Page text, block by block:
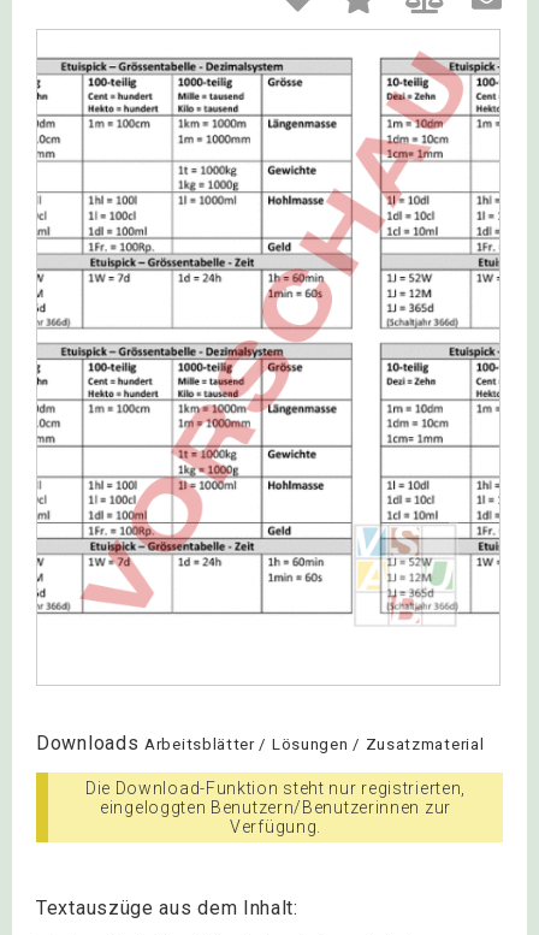
Downloads Arbeitsblätter / Lösungen / Zusatzmaterial
Die Download-Funktion steht nur registrierten,
eingeloggten Benutzern/Benutzerinnen zur
Verfügung.
Textauszüge aus dem Inhalt: